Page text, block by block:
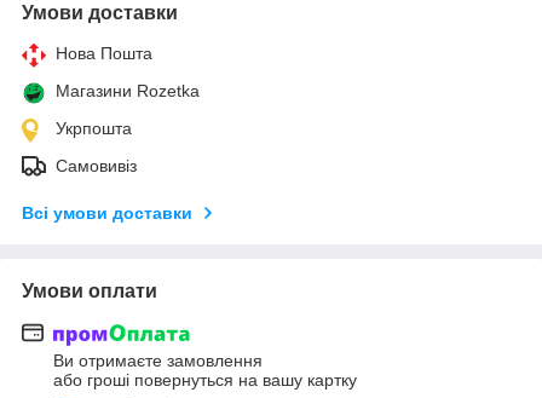
Умови доставки
Нова Пошта
Магазини Rozetka
Укрпошта
Самовивіз
Всі умови доставки
Умови оплати
Ви отримаєте замовлення
або гроші повернуться на вашу картку